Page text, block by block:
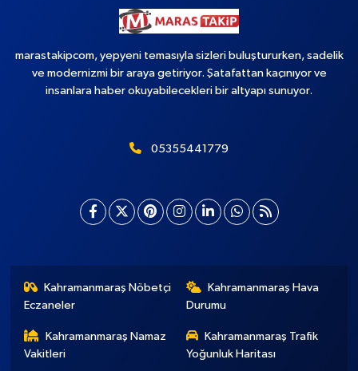
marastakipcom, yepyeni temasıyla sizleri buluştururken, sadelik
ve modernizmi bir araya getiriyor. Şatafattan kaçınıyor ve
insanlara haber okuyabilecekleri bir altyapı sunuyor.
05355441779
Kahramanmaraş Nöbetçi
Eczaneler
Kahramanmaraş Hava
Durumu
Kahramanmaraş Namaz
Vakitleri
Kahramanmaraş Trafik
Yoğunluk Haritası